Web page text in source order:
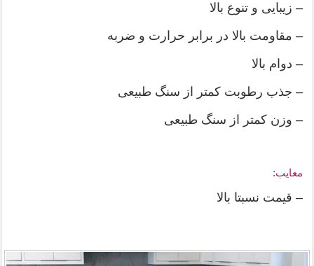
– زیبایی و تنوع بالا
– مقاومت بالا در برابر حرارت و ضربه
– دوام بالا
– جذب رطوبت کمتر از سنگ طبیعی
– وزن کمتر از سنگ طبیعی
معایب:
– قیمت نسبتا بالا